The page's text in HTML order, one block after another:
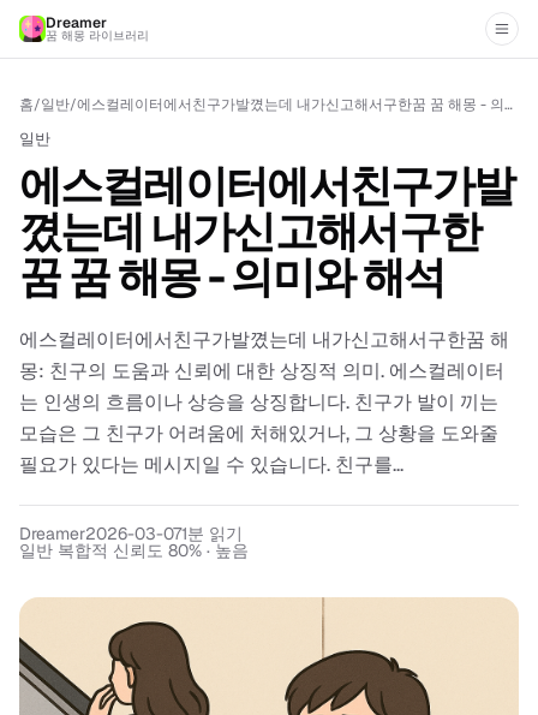
Dreamer
꿈 해몽 라이브러리
홈/일반/ 에스컬레이터에서친구가발꼈는데 내가신고해서구한꿈 꿈 해몽 - 의미와 해석
일반
에스컬레이터에서친구가발
꼈는데 내가신고해서구한
꿈 꿈 해몽 - 의미와 해석
에스컬레이터에서친구가발꼈는데 내가신고해서구한꿈 해
몽: 친구의 도움과 신뢰에 대한 상징적 의미. 에스컬레이터
는 인생의 흐름이나 상승을 상징합니다. 친구가 발이 끼는
모습은 그 친구가 어려움에 처해있거나, 그 상황을 도와줄
필요가 있다는 메시지일 수 있습니다. 친구를...
Dreamer2026-03-071분 읽기
일반 복합적 신뢰도 80% · 높음